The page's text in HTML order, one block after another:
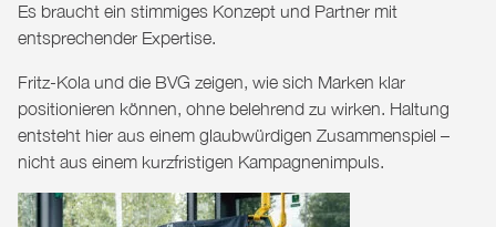
Es braucht ein stimmiges Konzept und Partner mit
entsprechender Expertise.
Fritz-Kola und die BVG zeigen, wie sich Marken klar
positionieren können, ohne belehrend zu wirken. Haltung
entsteht hier aus einem glaubwürdigen Zusammenspiel –
nicht aus einem kurzfristigen Kampagnenimpuls.